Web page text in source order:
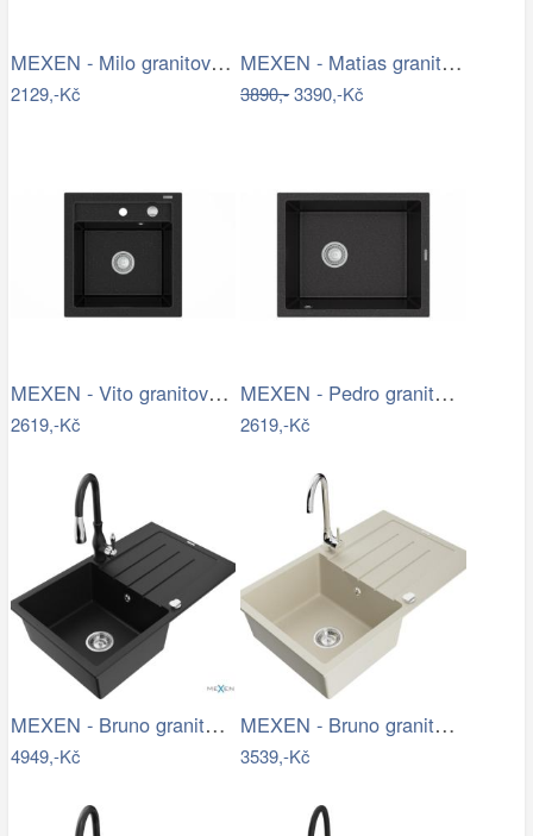
MEXEN - Milo granitový dřez 1-miska…
2129,-Kč
MEXEN - Matias granitový dřez s malým…
3890,-3390,-Kč
MEXEN - Vito granitový dřez 1-miska…
2619,-Kč
MEXEN - Pedro granitový dřez 1-miska…
2619,-Kč
MEXEN - Bruno granitový dřez 1 s…
4949,-Kč
MEXEN - Bruno granitový dřez s…
3539,-Kč